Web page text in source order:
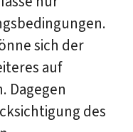
sich der
auf
Dagegen
des